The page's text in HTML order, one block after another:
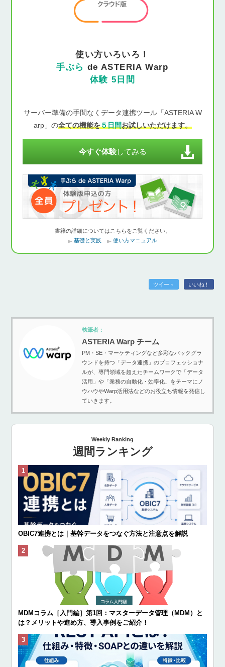
使い方いろいろ！
手ぶら de ASTERIA Warp
体験 5日間
サーバー準備の手間なくデータ連携ツール「ASTERIA W
arp」の全ての機能を５日間お試しいただけます。
今すぐ体験してみる
書籍の詳細についてはこちらをご覧ください。
基礎と実践
使い方マニュアル
ツイート いいね！
執筆者：
ASTERIA Warp チーム
PM・SE・マーケティングなど多彩なバックグラ
ウンドを持つ「データ連携」のプロフェッショナ
ルが、専門領域を超えたチームワークで「データ
活用」や「業務の自動化・効率化」をテーマにノ
ウハウやWarp活用法などのお役立ち情報を発信し
ていきます。
Weekly Ranking
週間ランキング
OBIC7連携とは｜基幹データをつなぐ方法と注意点を解説
MDMコラム［入門編］第1回：マスターデータ管理（MDM）と
は？メリットや進め方、導入事例をご紹介！